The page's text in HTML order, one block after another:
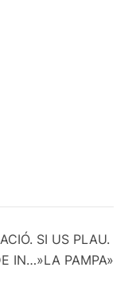
SI US PLAU.
IN…»LA PAMPA»